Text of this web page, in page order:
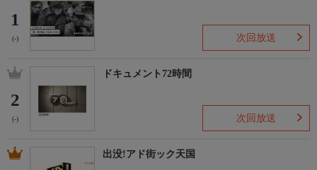
1
(-) 次回放送
2
(-)
ドキュメント72時間
次回放送
出没!アド街ック天国